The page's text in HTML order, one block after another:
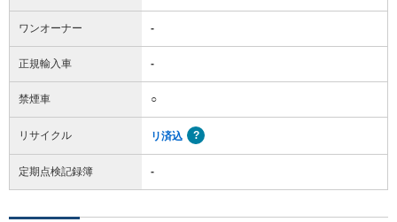
ワンオーナー -
正規輸入車 -
禁煙車 ○
リサイクル リ済込
定期点検記録簿 -